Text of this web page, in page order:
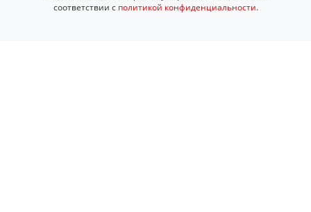
соответствии с политикой конфиденциальности.